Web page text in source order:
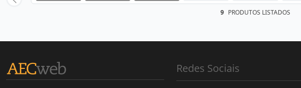
9 PRODUTOS LISTADOS
Redes Sociais